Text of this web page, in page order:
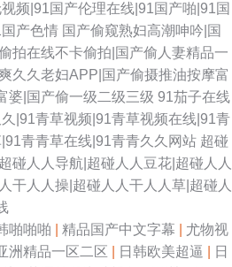
频|91国产伦理在线|91国产啪|91国
产色情 国产偷窥熟妇高潮呻吟|国
拍在线不卡偷拍|国产偷人妻精品一
久久老妇APP|国产偷摄推油按摩富
婆|国产偷一级二级三级 91茄子在线
|91青草视频|91青草视频在线|91青
青青草在线|91青青久久网站 超碰
碰人人导航|超碰人人豆花|超碰人人
干人人操|超碰人人干人人草|超碰人
啪啪啪 精品国产中文字幕
尤物视
洲精品一区二区 日韩欧美超逼
日